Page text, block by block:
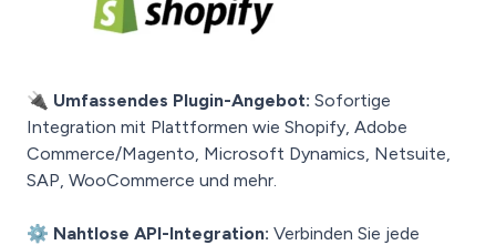
🔌 Umfassendes Plugin-Angebot: Sofortige
Integration mit Plattformen wie Shopify, Adobe
Commerce/Magento, Microsoft Dynamics, Netsuite,
SAP, WooCommerce und mehr.
⚙️ Nahtlose API-Integration: Verbinden Sie jede